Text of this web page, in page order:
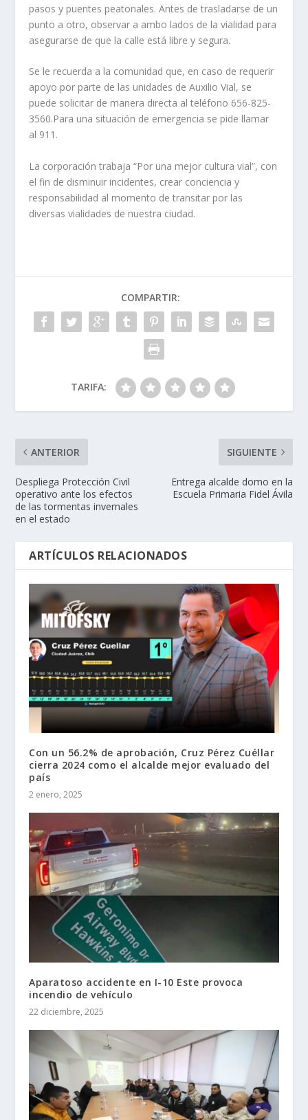
pasos y puentes peatonales. Antes de trasladarse de un
punto a otro, observar a ambo lados de la vialidad para
asegurarse de que la calle está libre y segura.
Se le recuerda a la comunidad que, en caso de requerir
apoyo por parte de las unidades de Auxilio Vial, se
puede solicitar de manera directa al teléfono 656-825-
3560.Para una situación de emergencia se pide llamar
al 911.
La corporación trabaja “Por una mejor cultura vial”, con
el fin de disminuir incidentes, crear conciencia y
responsabilidad al momento de transitar por las
diversas vialidades de nuestra ciudad.
COMPARTIR:
TARIFA:
ANTERIOR
Despliega Protección Civil
operativo ante los efectos
de las tormentas invernales
en el estado
SIGUIENTE
Entrega alcalde domo en la
Escuela Primaria Fidel Ávila
ARTÍCULOS RELACIONADOS
Con un 56.2% de aprobación, Cruz Pérez Cuéllar
cierra 2024 como el alcalde mejor evaluado del
país
2 enero, 2025
Aparatoso accidente en I-10 Este provoca
incendio de vehículo
22 diciembre, 2025